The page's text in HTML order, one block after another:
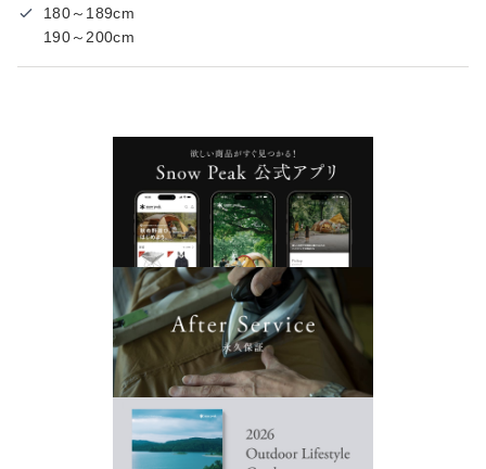
180～189cm
190～200cm